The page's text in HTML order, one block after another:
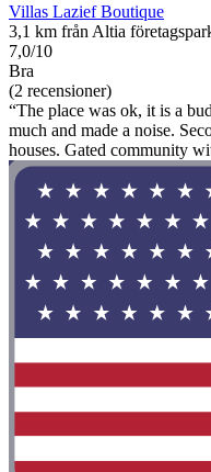
Villas Lazief Boutique
3,1 km från Altia
7,0/10
Bra
(2 recensioner)
“The place was ok, it is a
much and made a noise.
houses. Gated community